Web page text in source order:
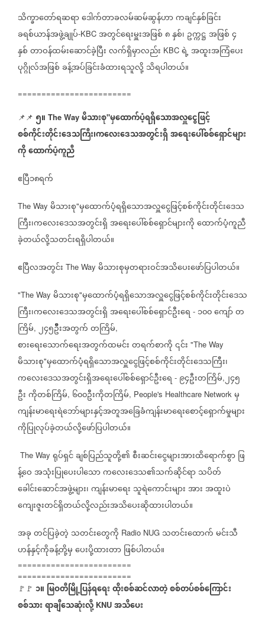
သိက္ခာတော်ရဆရာဒေါက်တာခလမ်ဆမ်ဆွန်ဟာကချင်နှစ်ခြင်း
ခရစ်ယာန်အဖွဲ့ချုပ်-KBC အတွင်‌ရေးမှူးအဖြစ်၈နှစ်၊ ဥက္ကဋ္ဌအဖြစ်၄
နှစ်တာဝန်ထမ်းဆောင်ခဲ့ပြီးလက်ရှိမှာလည်း KBC ရဲ့အထူးအကြံပေး
ပုဂ္ဂိုလ်အဖြစ်ခန့်အပ်ခြင်းခံထားရသူလို့သိရပါတယ်။
========================
📌📌 ၅။ The Way မိသားစု"မှထောက်ပံ့ရရှိသောအလှူငွေဖြင့်
စစ်ကိုင်းတိုင်းဒေသကြီး၊ကလေးဒေသအတွင်းရှိအရေးပေါ်စစ်ရှောင်များ
ကိုထောက်ပံ့ကူညီ
ဧပြီ၁၈ရက်
The Way မိသားစု"မှထောက်ပံ့ရရှိသောအလှူငွေဖြင့်စစ်ကိုင်းတိုင်းဒေသ
ကြီး၊ကလေးဒေသအတွင်းရှိအရေးပေါ်စစ်ရှောင်များကိုထောက်ပံ့ကူညီ
ခဲ့တယ်လို့သတင်းရရှိပါတယ်။
ဧပြီလအတွင်း The Way မိသားစုမှတရားဝင်အသိပေးဖော်ပြပါတယ်။
"The Way မိသားစု"မှထောက်ပံ့ရရှိသောအလှူငွေဖြင့်စစ်ကိုင်းတိုင်းဒေသ
ကြီး၊ကလေးဒေသအတွင်းရှိအရေးပေါ်စစ်ရှောင်ဦးရေ - ၁၀၀ကျော်တ
ကြိမ်, ၂၄၅ဦီးအတွက်တကြိမ်,
စားရေးသောက်ရေးအတွက်ထမင်းတရက်စာကို၎င်း "The Way
မိသားစု"မှထောက်ပံ့ရရှိသောအလှူငွေဖြင့်စစ်ကိုင်းတိုင်းဒေသကြီး၊
ကလေးဒေသအတွင်းရှိအရေးပေါ်စစ်ရှောင်ဦးရေ - ၉၄ဦးတကြိမ်,၂၄၅
ဦးကိုတစ်ကြိမ်, ၆၀၀ဦးကိုတကြိမ်, People's Healthcare Network မှ
ကျန်းမာရေးရဲဘော်များနှင့်အတူအခြေခံကျန်းမာရေးစောင့်ရှောက်မှုများ
ကိုပြုလုပ်ခဲ့တယ်လို့ဖော်ပြပါတယ်။
The Way ရုပ်ရှင်ချစ်ပြည်သူတို့၏စီးဆင်းငွေများအားထိရောက်စွာဖြ
န့်ဝေအသုံးပြုပေးပါသောကလေးဒေသ၏သက်ဆိုင်ရာသပိတ်
ခေါင်းဆောင်အဖွဲ့များ၊ကျန်းမာရေး သူရဲကောင်းများအားအထူးပဲ
ကျေးဇူးတင်ရှိတယ်လို့လည်းအသိပေးဆိုထားပါတယ်။
အခုတင်ပြခဲ့တဲ့ သတင်းတွေကို Radio NUG သတင်းထောက်မင်းသီ
ဟန်နှင့်ကိုခန့်တို့မှပေးပို့ထားတာဖြစ်ပါတယ်။
========================
========================
🚩🚩 ၁။ မြဝတီမြို့ပြန်ရရေးထိုးစစ်ဆင်လာတဲ့စစ်တပ်စစ်ကြောင်း
စစ်သားရာချီသေဆုံးလို့ KNU အသိပေး